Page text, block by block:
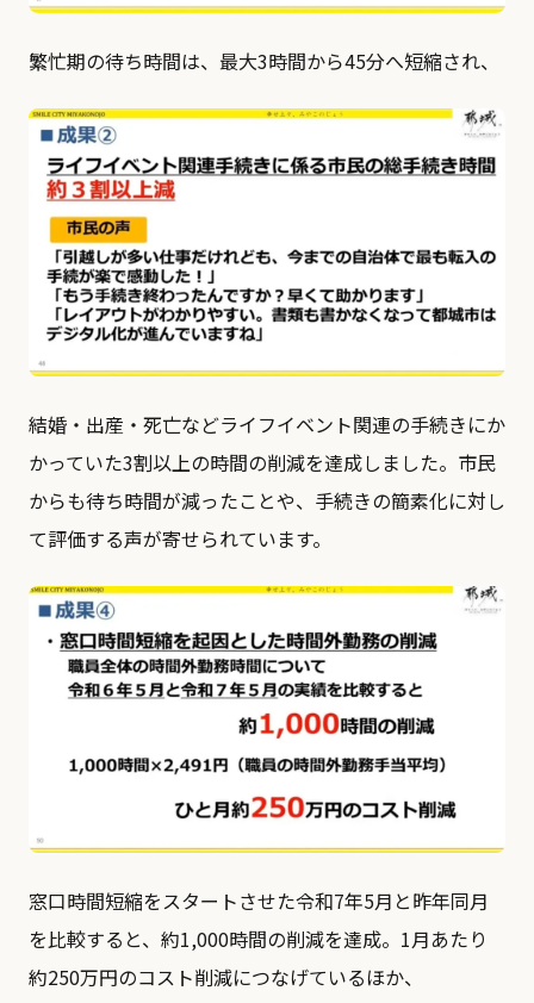
繁忙期の待ち時間は、最大3時間から45分へ短縮され、
結婚・出産・死亡などライフイベント関連の手続きにか
かっていた3割以上の時間の削減を達成しました。市民
からも待ち時間が減ったことや、手続きの簡素化に対し
て評価する声が寄せられています。
窓口時間短縮をスタートさせた令和7年5月と昨年同月
を比較すると、約1,000時間の削減を達成。1月あたり
約250万円のコスト削減につなげているほか、